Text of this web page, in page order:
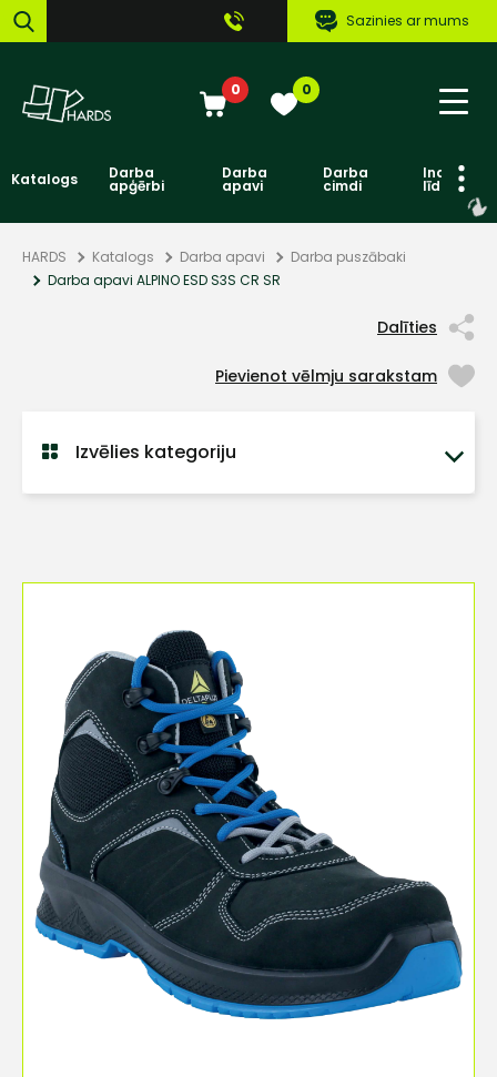
Sazinies ar mums
0 0
Katalogs Darba
apģērbi
Darba
apavi
Darba
cimdi līdzekļi
HARDS Katalogs Darba apavi
Darba puszābaki
Darba apavi ALPINO ESD S3S CR SR
Dalīties
Pievienot vēlmju sarakstam
Izvēlies kategoriju